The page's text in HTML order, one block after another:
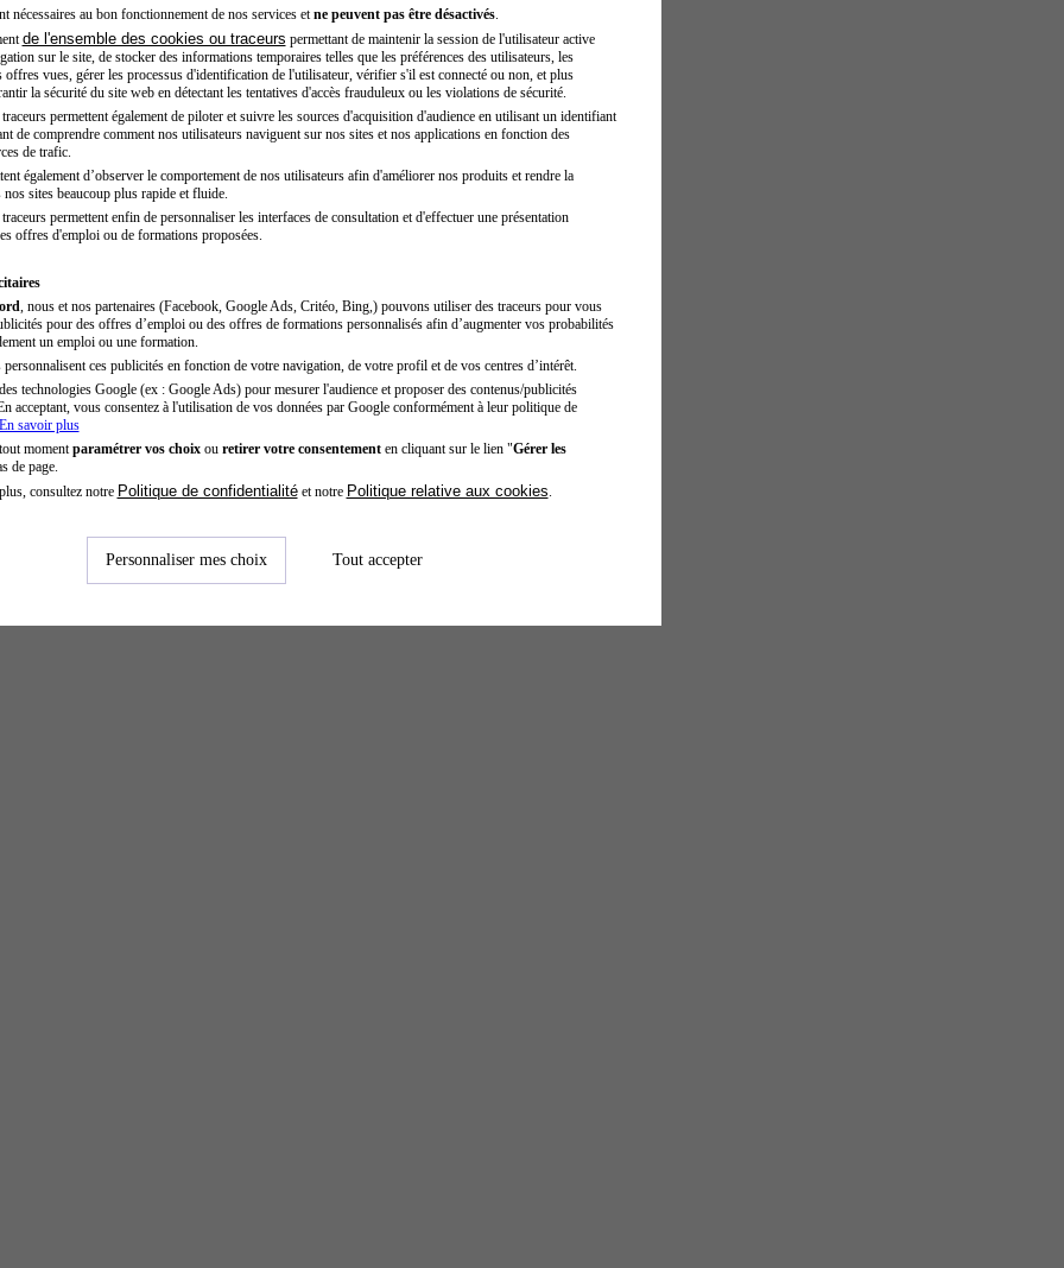
nécessaires au bon fonctionnement de nos services et ne peuvent pas être désactivés.
de l'ensemble des cookies ou traceurs permettant de maintenir la session de l'utilisateur active
sur le site, de stocker des informations temporaires telles que les préférences des utilisateurs, les
offres vues, gérer les processus d'identification de l'utilisateur, vérifier s'il est connecté ou non, et plus
la sécurité du site web en détectant les tentatives d'accès frauduleux ou les violations de sécurité.
permettent également de piloter et suivre les sources d'acquisition d'audience en utilisant un identifiant
de comprendre comment nos utilisateurs naviguent sur nos sites et nos applications en fonction des
de trafic.
également d’observer le comportement de nos utilisateurs afin d'améliorer nos produits et rendre la
sites beaucoup plus rapide et fluide.
permettent enfin de personnaliser les interfaces de consultation et d'effectuer une présentation
offres d'emploi ou de formations proposées.
, nous et nos partenaires (Facebook, Google Ads, Critéo, Bing,) pouvons utiliser des traceurs pour vous
pour des offres d’emploi ou des offres de formations personnalisés afin d’augmenter vos probabilités
un emploi ou une formation.
ces publicités en fonction de votre navigation, de votre profil et de vos centres d’intérêt.
technologies Google (ex : Google Ads) pour mesurer l'audience et proposer des contenus/publicités
acceptant, vous consentez à l'utilisation de vos données par Google conformément à leur politique de
savoir plus
moment paramétrer vos choixou retirer votre consentementen cliquant sur le lien "Gérer les
de page.
consultez notre Politique de confidentialitéet notre Politique relative aux cookies
Personnaliser mes choix Tout accepter